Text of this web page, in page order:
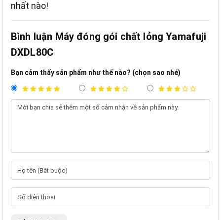
nhất nào!
Bình luận Máy đóng gói chất lỏng Yamafuji
DXDL80C
Bạn cảm thấy sản phẩm như thế nào? (chọn sao nhé)